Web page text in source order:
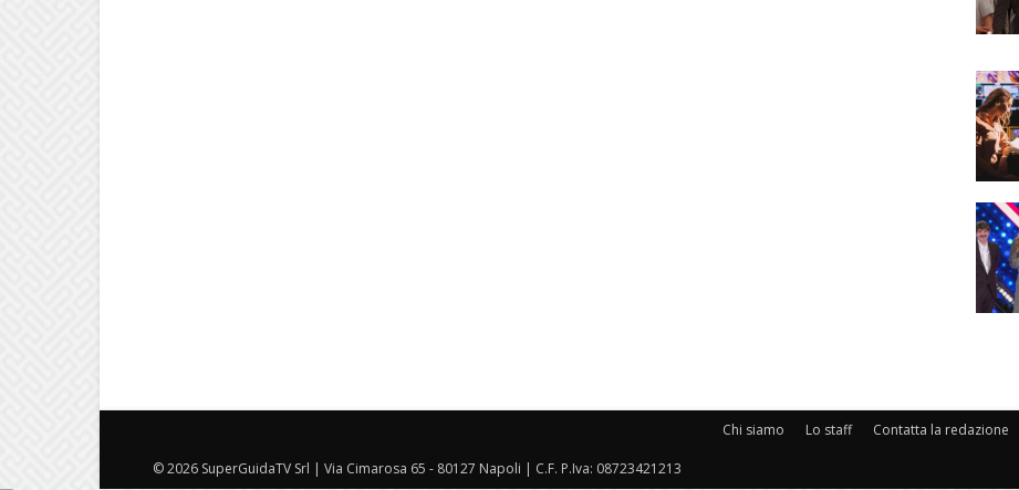
Chi siamo Lo staff Contatta la redazione
© 2026 SuperGuidaTV Srl | Via Cimarosa 65 - 80127 Napoli | C.F. P.Iva: 08723421213